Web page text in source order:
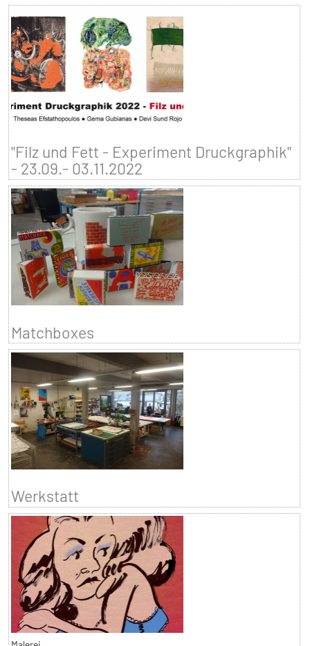
"Filz und Fett - Experiment Druckgraphik"
- 23.09.- 03.11.2022
Matchboxes
Werkstatt